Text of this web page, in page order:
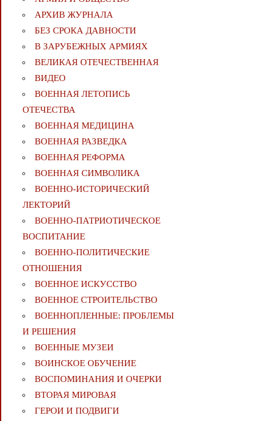
АРХИВ ЖУРНАЛА
БЕЗ СРОКА ДАВНОСТИ
В ЗАРУБЕЖНЫХ АРМИЯХ
ВЕЛИКАЯ ОТЕЧЕСТВЕННАЯ
ВИДЕО
ВОЕННАЯ ЛЕТОПИСЬ
ОТЕЧЕСТВА
ВОЕННАЯ МЕДИЦИНА
ВОЕННАЯ РАЗВЕДКА
ВОЕННАЯ РЕФОРМА
ВОЕННАЯ СИМВОЛИКА
ВОЕННО-ИСТОРИЧЕСКИЙ
ЛЕКТОРИЙ
ВОЕННО-ПАТРИОТИЧЕСКОЕ
ВОСПИТАНИЕ
ВОЕННО-ПОЛИТИЧЕСКИE
ОТНОШЕНИЯ
ВОЕННОЕ ИСКУССТВО
ВОЕННОЕ СТРОИТЕЛЬСТВО
ВОЕННОПЛЕННЫЕ: ПРОБЛЕМЫ
И РЕШЕНИЯ
ВОЕННЫЕ МУЗЕИ
ВОИНСКОЕ ОБУЧЕНИЕ
ВОСПОМИНАНИЯ И ОЧЕРКИ
ВТОРАЯ МИРОВАЯ
ГЕРОИ И ПОДВИГИ